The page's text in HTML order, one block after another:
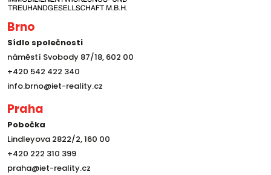
Brno
Sídlo společnosti
náměstí Svobody 87/18, 602 00
+420 542 422 340
info.brno@iet-reality.cz
Praha
Pobočka
Lindleyova 2822/2, 160 00
+420 222 310 399
praha@iet-reality.cz